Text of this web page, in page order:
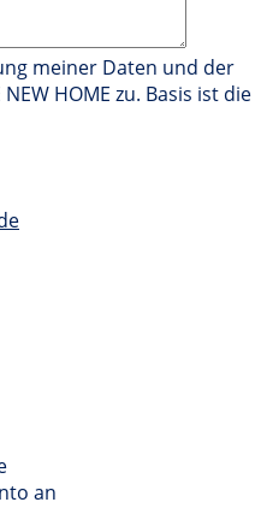
meiner Daten und der
HOME zu. Basis ist die
an